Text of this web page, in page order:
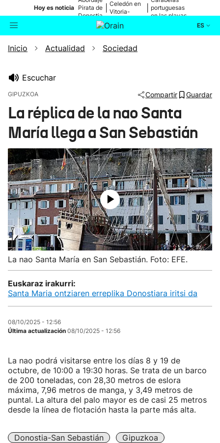
Hoy es noticia Pirata de
Donostia
Celedón en
Vitoria-
portuguesas
en las playas
ES
Buscador Actualidad
Ikusmiran
Eguraldia
Inicio Actualidad Sociedad
Escuchar
GIPUZKOA Compartir Guardar
La réplica de la nao Santa
María llega a San Sebastián
La nao Santa María en San Sebastián. Foto: EFE.
Euskaraz irakurri:
Santa Maria ontziaren erreplika Donostiara iritsi da
08/10/2025 - 12:56
Última actualización 08/10/2025 - 12:56
La nao podrá visitarse entre los días 8 y 19 de
octubre, de 10:00 a 19:30 horas. Se trata de un barco
de 200 toneladas, con 28,30 metros de eslora
máxima, 7,96 metros de manga, y 3,49 metros de
puntal. La altura del palo mayor es de casi 25 metros
desde la línea de flotación hasta la parte más alta.
Donostia-San Sebastián
Gipuzkoa